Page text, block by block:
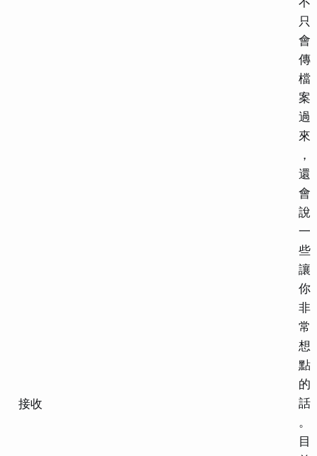
只
會
傳
檔
案
過
來
，
還
會
說
一
些
讓
你
非
常
想
點
接收
的
話
。
目